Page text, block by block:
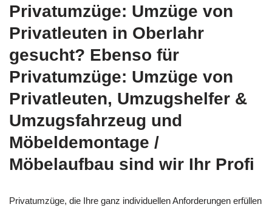
Privatumzüge: Umzüge von
Privatleuten in Oberlahr
gesucht? Ebenso für
Privatumzüge: Umzüge von
Privatleuten, Umzugshelfer &
Umzugsfahrzeug und
Möbeldemontage /
Möbelaufbau sind wir Ihr Profi
Privatumzüge, die Ihre ganz individuellen Anforderungen erfüllen